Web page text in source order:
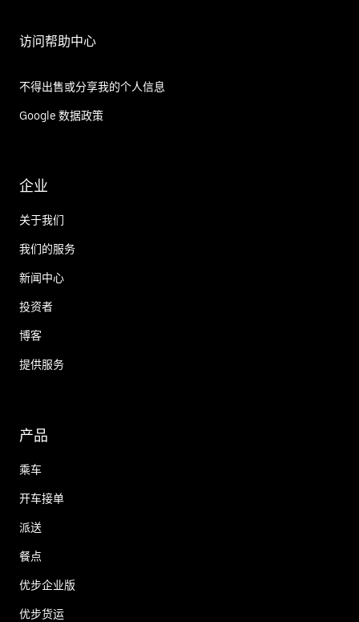
访问帮助中心
不得出售或分享我的个人信息
Google 数据政策
企业
关于我们
我们的服务
新闻中心
投资者
博客
提供服务
产品
乘车
开车接单
派送
餐点
优步企业版
优步货运